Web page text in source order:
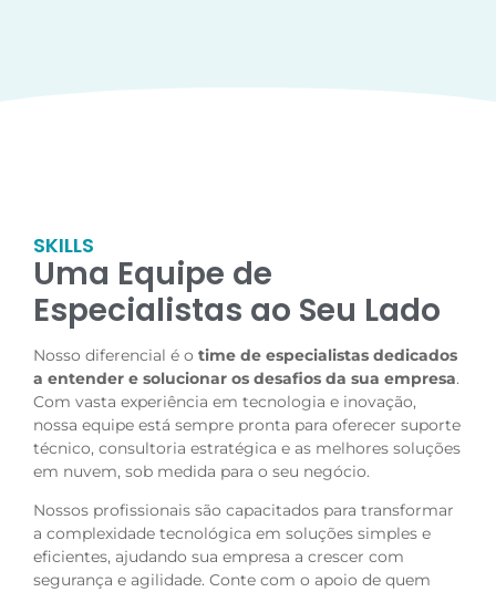
SKILLS
Uma Equipe de
Especialistas ao Seu Lado
Nosso diferencial é o time de especialistas dedicados
a entender e solucionar os desafios da sua empresa.
Com vasta experiência em tecnologia e inovação,
nossa equipe está sempre pronta para oferecer suporte
técnico, consultoria estratégica e as melhores soluções
em nuvem, sob medida para o seu negócio.
Nossos profissionais são capacitados para transformar
a complexidade tecnológica em soluções simples e
eficientes, ajudando sua empresa a crescer com
segurança e agilidade. Conte com o apoio de quem